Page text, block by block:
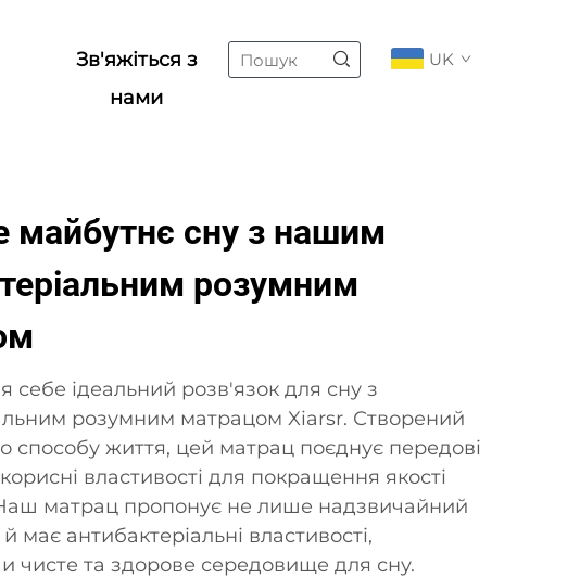
Зв'яжіться з
нами
UK
майбутнє сну з нашим
розумним
себе ідеальний розв'язок для сну з
розумним матрацом Xiarsr. Створений
способу життя, цей матрац поєднує передові
корисні властивості для покращення якості
матрац пропонує не лише надзвичайний
має антибактеріальні властивості,
чисте та здорове середовище для сну.